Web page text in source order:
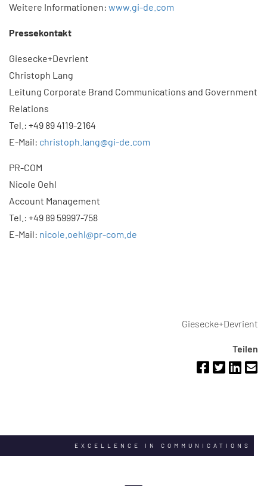
Weitere Informationen: www.gi-de.com
Pressekontakt
Giesecke+Devrient
Christoph Lang
Leitung Corporate Brand Communications and Government
Relations
Tel.: +49 89 4119-2164
E-Mail: christoph.lang@gi-de.com
PR-COM
Nicole Oehl
Account Management
Tel.: +49 89 59997-758
E-Mail: nicole.oehl@pr-com.de
Giesecke+Devrient
Teilen
EXCELLENCE IN COMMUNICATIONS